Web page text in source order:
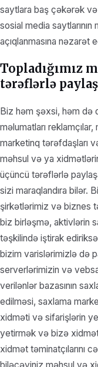
saytlara baş çəkərək
sosial media saytlarının
açıqlanmasına nəzarət
Topladığımız
tərəflərlə
Biz həm şəxsi, həm də
məlumatları
marketinq tərəfdaşları
məhsul və ya
üçüncü tərəflərlə
sizi maraqlandıra bilər.
şirkətlərimiz və biznes
biz birləşmə, aktivlərin
təşkilində iştirak
bizim varislərimizlə də
serverlərimizin və
verilənlər bazasının
edilməsi, saxlama
xidməti və sifarişlərin
yetirmək və bizə
xidmət təminatçılarını
biləcəyiniz məhsul və